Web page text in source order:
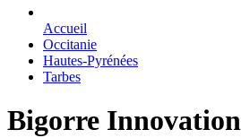
Accueil
Occitanie
Hautes-Pyrénées
Tarbes
Bigorre